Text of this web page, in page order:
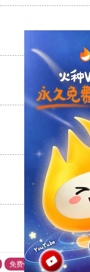
免费vps加速器外网苹果版